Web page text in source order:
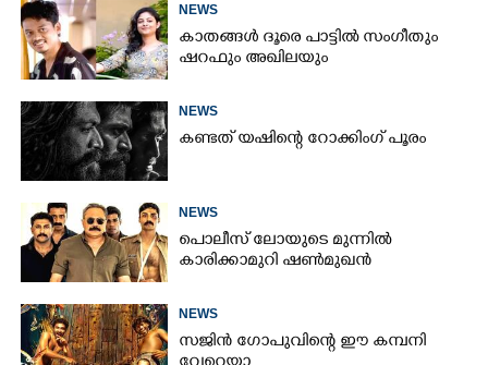
NEWS
കാതങ്ങൾ ദൂരെ പാട്ടിൽ സംഗീതും
ഷറഫും അഖിലയും
NEWS
കണ്ടത് യഷിന്റെ റോക്കിംഗ് പൂരം
NEWS
പൊലീസ് ലോയുടെ മുന്നിൽ
കാരിക്കാമുറി ഷൺമുഖൻ
NEWS
സജിൻ ഗോപുവിന്റെ ഈ കമ്പനി